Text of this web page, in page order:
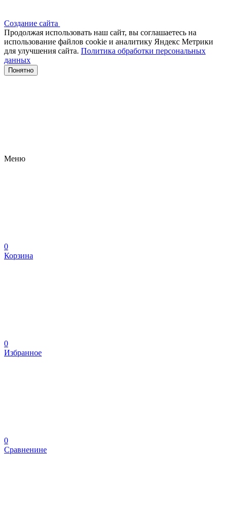
Создание сайта
Продолжая использовать наш сайт, вы соглашаетесь на
использование файлов сооkіе и аналитику Яндекс Метрики
для улучшения сайта. Политика обработки персональных
данных
Понятно
Меню
0
Корзина
0
Избранное
0
Сравненине